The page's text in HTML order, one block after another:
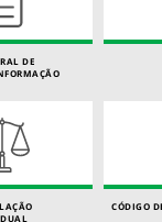
DE
CÓDIGO